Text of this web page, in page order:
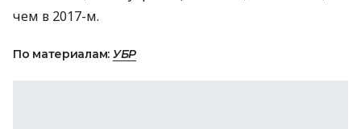
чем в 2017-м.
По материалам: УБР